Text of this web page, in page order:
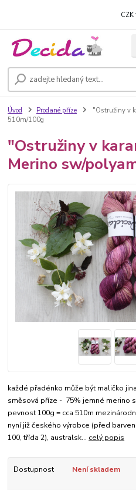
CZK
Úvod Prodané příze
"Ostružiny v
510m/100g
"Ostružiny v
Merino sw/
každé přadénko může být maličko
směsová příze - 75% jemné merino
pevnost 100g = cca 510m
nyní již českého výrobce (před
100, třída 2), australsk... celý popis
Dostupnost Není skladem